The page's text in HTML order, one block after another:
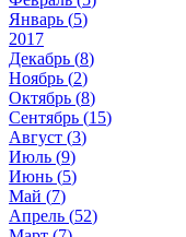
Январь (5)
2017
Декабрь (8)
Ноябрь (2)
Октябрь (8)
Сентябрь (15)
Август (3)
Июль (9)
Июнь (5)
Май (7)
Апрель (52)